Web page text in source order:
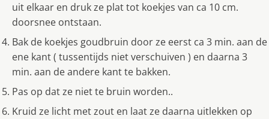
uit elkaar en druk ze plat tot koekjes van ca 10 cm.
doorsnee ontstaan.
Bak de koekjes goudbruin door ze eerst ca 3 min. aan de
ene kant ( tussentijds niet verschuiven ) en daarna 3
min. aan de andere kant te bakken.
Pas op dat ze niet te bruin worden..
Kruid ze licht met zout en laat ze daarna uitlekken op